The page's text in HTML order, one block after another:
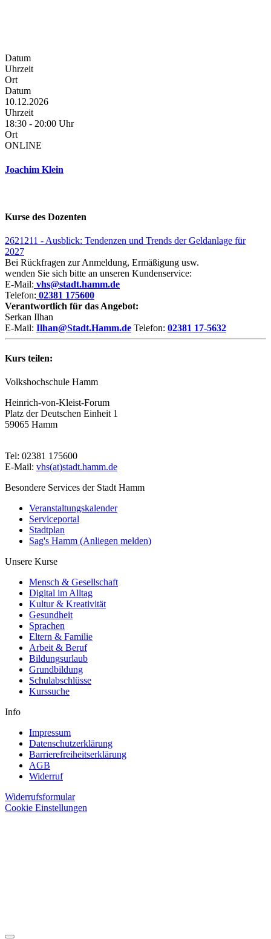
Datum
Uhrzeit
Ort
Datum
10.12.2026
Uhrzeit
18:30 - 20:00 Uhr
Ort
ONLINE
Joachim Klein
Kurse des Dozenten
2621211 - Ausblick: Tendenzen und Trends der Geldanlage für
2027
Bei Rückfragen zur Anmeldung, Ermäßigung usw.
wenden Sie sich bitte an unseren Kundenservice:
E-Mail: vhs@stadt.hamm.de
Telefon: 02381 175600
Verantwortlich für das Angebot:
Serkan Ilhan
E-Mail: Ilhan@Stadt.Hamm.de Telefon: 02381 17-5632
Kurs teilen:
Volkshochschule Hamm
Heinrich-von-Kleist-Forum
Platz der Deutschen Einheit 1
59065 Hamm
Tel: 02381 175600
E-Mail: vhs(at)stadt.hamm.de
Besondere Services der Stadt Hamm
Veranstaltungskalender
Serviceportal
Stadtplan
Sag's Hamm (Anliegen melden)
Unsere Kurse
Mensch & Gesellschaft
Digital im Alltag
Kultur & Kreativität
Gesundheit
Sprachen
Eltern & Familie
Arbeit & Beruf
Bildungsurlaub
Grundbildung
Schulabschlüsse
Kurssuche
Info
Impressum
Datenschutzerklärung
Barrierefreiheitserklärung
AGB
Widerruf
Widerrufsformular
Cookie Einstellungen